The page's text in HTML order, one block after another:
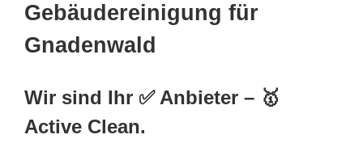
Gebäudereinigung für
Gnadenwald
Wir sind Ihr ✅ Anbieter – 🥇
Active Clean.